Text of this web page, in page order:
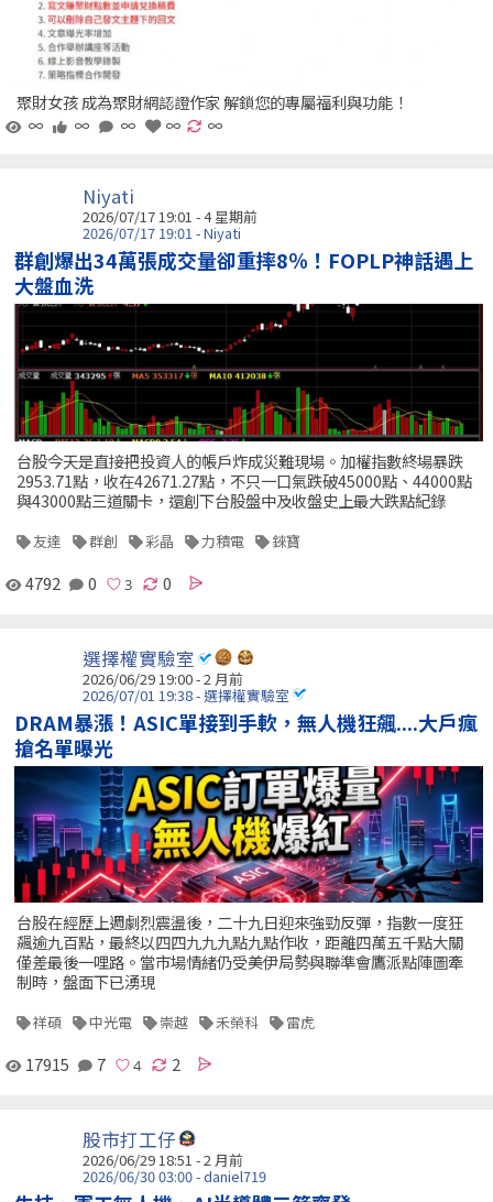
聚財女孩 成為聚財網認證作家 解鎖您的專屬福利與功能！
∞
∞ ∞ ∞ ∞
Niyati
2026/07/17 19:01 - 4 星期前
2026/07/17 19:01 - Niyati
群創爆出34萬張成交量卻重摔8％！FOPLP神話遇上
大盤血洗
台股今天是直接把投資人的帳戶炸成災難現場。加權指數終場暴跌
2953.71點，收在42671.27點，不只一口氣跌破45000點、44000點
與43000點三道關卡，還創下台股盤中及收盤史上最大跌點紀錄
友達 群創 彩晶 力積電 錸寶
4792 0 0
選擇權實驗室
2026/06/29 19:00 - 2 月前
2026/07/01 19:38 - 選擇權實驗室
DRAM暴漲！ASIC單接到手軟，無人機狂飆....大戶瘋
搶名單曝光
台股在經歷上週劇烈震盪後，二十九日迎來強勁反彈，指數一度狂
飆逾九百點，最終以四四九九九點九點作收，距離四萬五千點大關
僅差最後一哩路。當市場情緒仍受美伊局勢與聯準會鷹派點陣圖牽
制時，盤面下已湧現
祥碩 中光電 崇越 禾榮科 雷虎
17915 7 2
股市打工仔
2026/06/29 18:51 - 2 月前
2026/06/30 03:00 - daniel719